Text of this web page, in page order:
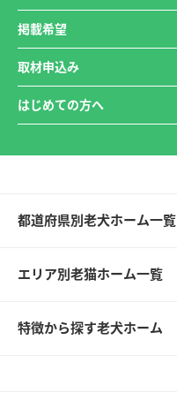
掲載希望
取材申込み
はじめての方へ
都道府県別老犬ホーム一覧
エリア別老猫ホーム一覧
特徴から探す老犬ホーム